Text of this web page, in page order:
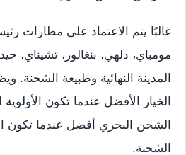
غالبًا يتم الاعتماد على مطارات
مومباي، دلهي، بنغالور، تشيناي،
المدينة النهائية وطبيعة
الخيار الأفضل عندما تكون
الشحن البحري أفضل عندما تكون
الشحنة.